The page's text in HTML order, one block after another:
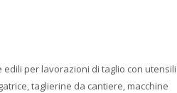
per lavorazioni di taglio con utensili
taglierine da cantiere, macchine